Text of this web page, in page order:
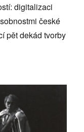
digitalizaci
české
pět dekád tvorby